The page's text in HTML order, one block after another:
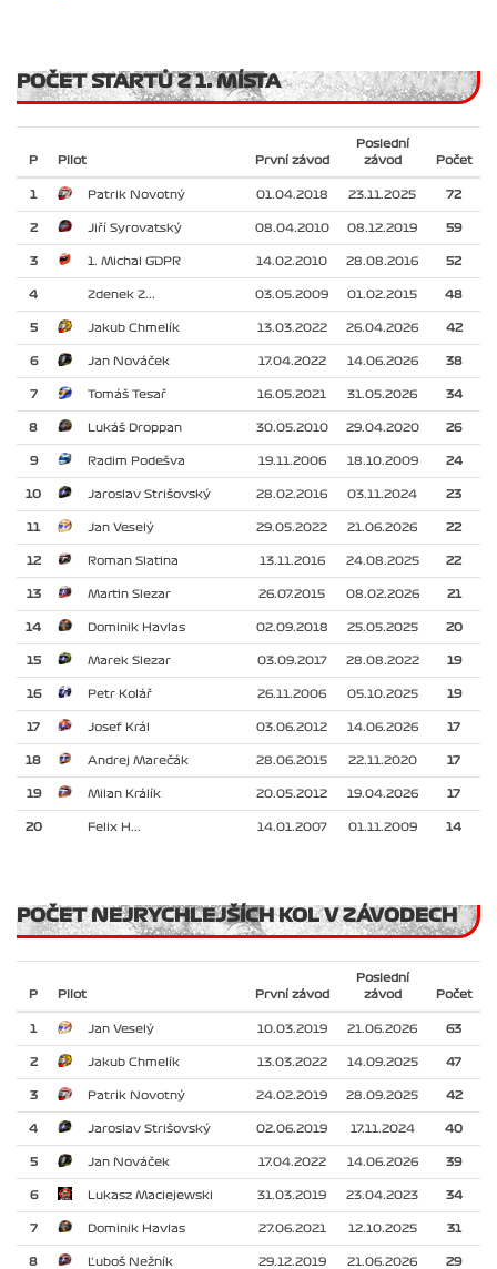
POČET STARTŮ Z 1. MÍSTA
P Pilot První závod
Poslední
závod
Počet
1 Patrik Novotný 01.04.2018 23.11.2025 72
2 Jiří Syrovatský 08.04.2010 08.12.2019 59
3 1. Michal GDPR 14.02.2010 28.08.2016 52
4 Zdenek Z... 03.05.2009 01.02.2015 48
5 Jakub Chmelík 13.03.2022 26.04.2026 42
6 Jan Nováček 17.04.2022 14.06.2026 38
7 Tomáš Tesař 16.05.2021 31.05.2026 34
8 Lukáš Droppan 30.05.2010 29.04.2020 26
9 Radim Podešva 19.11.2006 18.10.2009 24
10 Jaroslav Strišovský 28.02.2016 03.11.2024 23
11 Jan Veselý 29.05.2022 21.06.2026 22
12 Roman Slatina 13.11.2016 24.08.2025 22
13 Martin Slezar 26.07.2015 08.02.2026 21
14 Dominik Havlas 02.09.2018 25.05.2025 20
15 Marek Slezar 03.09.2017 28.08.2022 19
16 Petr Kolář 26.11.2006 05.10.2025 19
17 Josef Král 03.06.2012 14.06.2026 17
18 Andrej Marečák 28.06.2015 22.11.2020 17
19 Milan Králík 20.05.2012 19.04.2026 17
20 Felix H... 14.01.2007 01.11.2009 14
POČET NEJRYCHLEJŠÍCH KOL V ZÁVODECH
P Pilot První závod
Poslední
závod
Počet
1 Jan Veselý 10.03.2019 21.06.2026 63
2 Jakub Chmelík 13.03.2022 14.09.2025 47
3 Patrik Novotný 24.02.2019 28.09.2025 42
4 Jaroslav Strišovský 02.06.2019 17.11.2024 40
5 Jan Nováček 17.04.2022 14.06.2026 39
6 Lukasz Maciejewski 31.03.2019 23.04.2023 34
7 Dominik Havlas 27.06.2021 12.10.2025 31
8 Ľuboš Nežník 29.12.2019 21.06.2026 29